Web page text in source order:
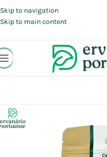
Skip to navigation
Skip to main content